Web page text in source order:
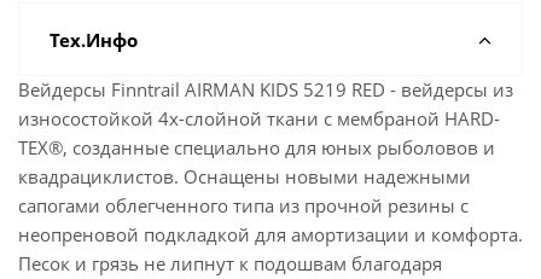
Тех.Инфо
Вейдерсы Finntrail AIRMAN KIDS 5219 RED - вейдерсы из
износостойкой 4х-слойной ткани с мембраной HARD-
TEX®, созданные специально для юных рыболовов и
квадрациклистов. Оснащены новыми надежными
сапогами облегченного типа из прочной резины с
неопреновой подкладкой для амортизации и комфорта.
Песок и грязь не липнут к подошвам благодаря